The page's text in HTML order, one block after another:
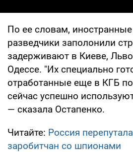
По ее словам,
разведчики заполонили
задерживают в Киеве,
Одессе. "Их специально
отработанные еще в КГБ
сейчас успешно
— сказала Остапенко.
Читайте: Россия
заробитчан со шпионами